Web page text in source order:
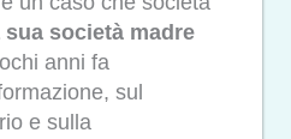
società madre
anni fa
sul
e sulla